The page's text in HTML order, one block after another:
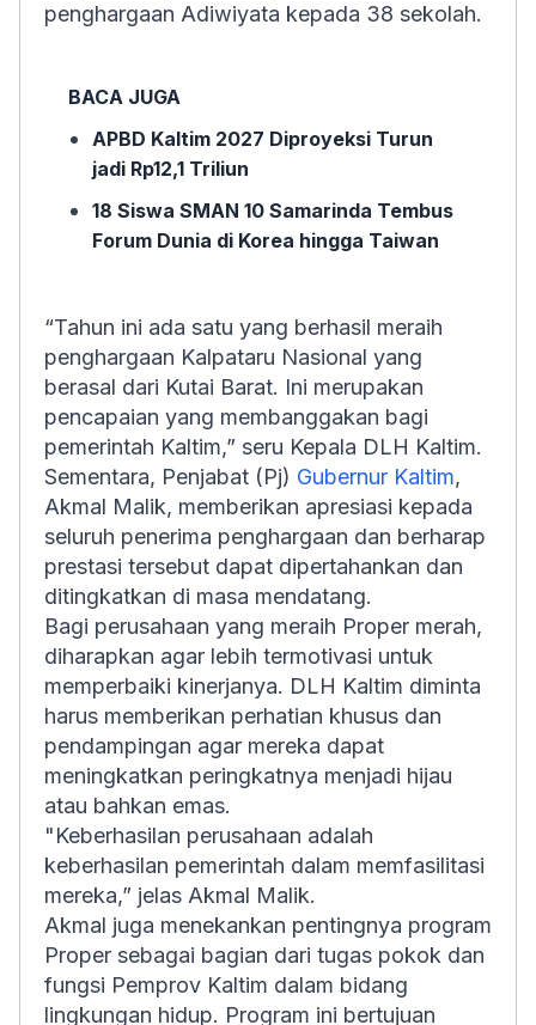
penghargaan Adiwiyata kepada 38 sekolah.
BACA JUGA
APBD Kaltim 2027 Diproyeksi Turun
jadi Rp12,1 Triliun
18 Siswa SMAN 10 Samarinda Tembus
Forum Dunia di Korea hingga Taiwan
“Tahun ini ada satu yang berhasil meraih
penghargaan Kalpataru Nasional yang
berasal dari Kutai Barat. Ini merupakan
pencapaian yang membanggakan bagi
pemerintah Kaltim,” seru Kepala DLH Kaltim.
Sementara, Penjabat (Pj) Gubernur Kaltim,
Akmal Malik, memberikan apresiasi kepada
seluruh penerima penghargaan dan berharap
prestasi tersebut dapat dipertahankan dan
ditingkatkan di masa mendatang.
Bagi perusahaan yang meraih Proper merah,
diharapkan agar lebih termotivasi untuk
memperbaiki kinerjanya. DLH Kaltim diminta
harus memberikan perhatian khusus dan
pendampingan agar mereka dapat
meningkatkan peringkatnya menjadi hijau
atau bahkan emas.
"Keberhasilan perusahaan adalah
keberhasilan pemerintah dalam memfasilitasi
mereka,” jelas Akmal Malik.
Akmal juga menekankan pentingnya program
Proper sebagai bagian dari tugas pokok dan
fungsi Pemprov Kaltim dalam bidang
lingkungan hidup. Program ini bertujuan